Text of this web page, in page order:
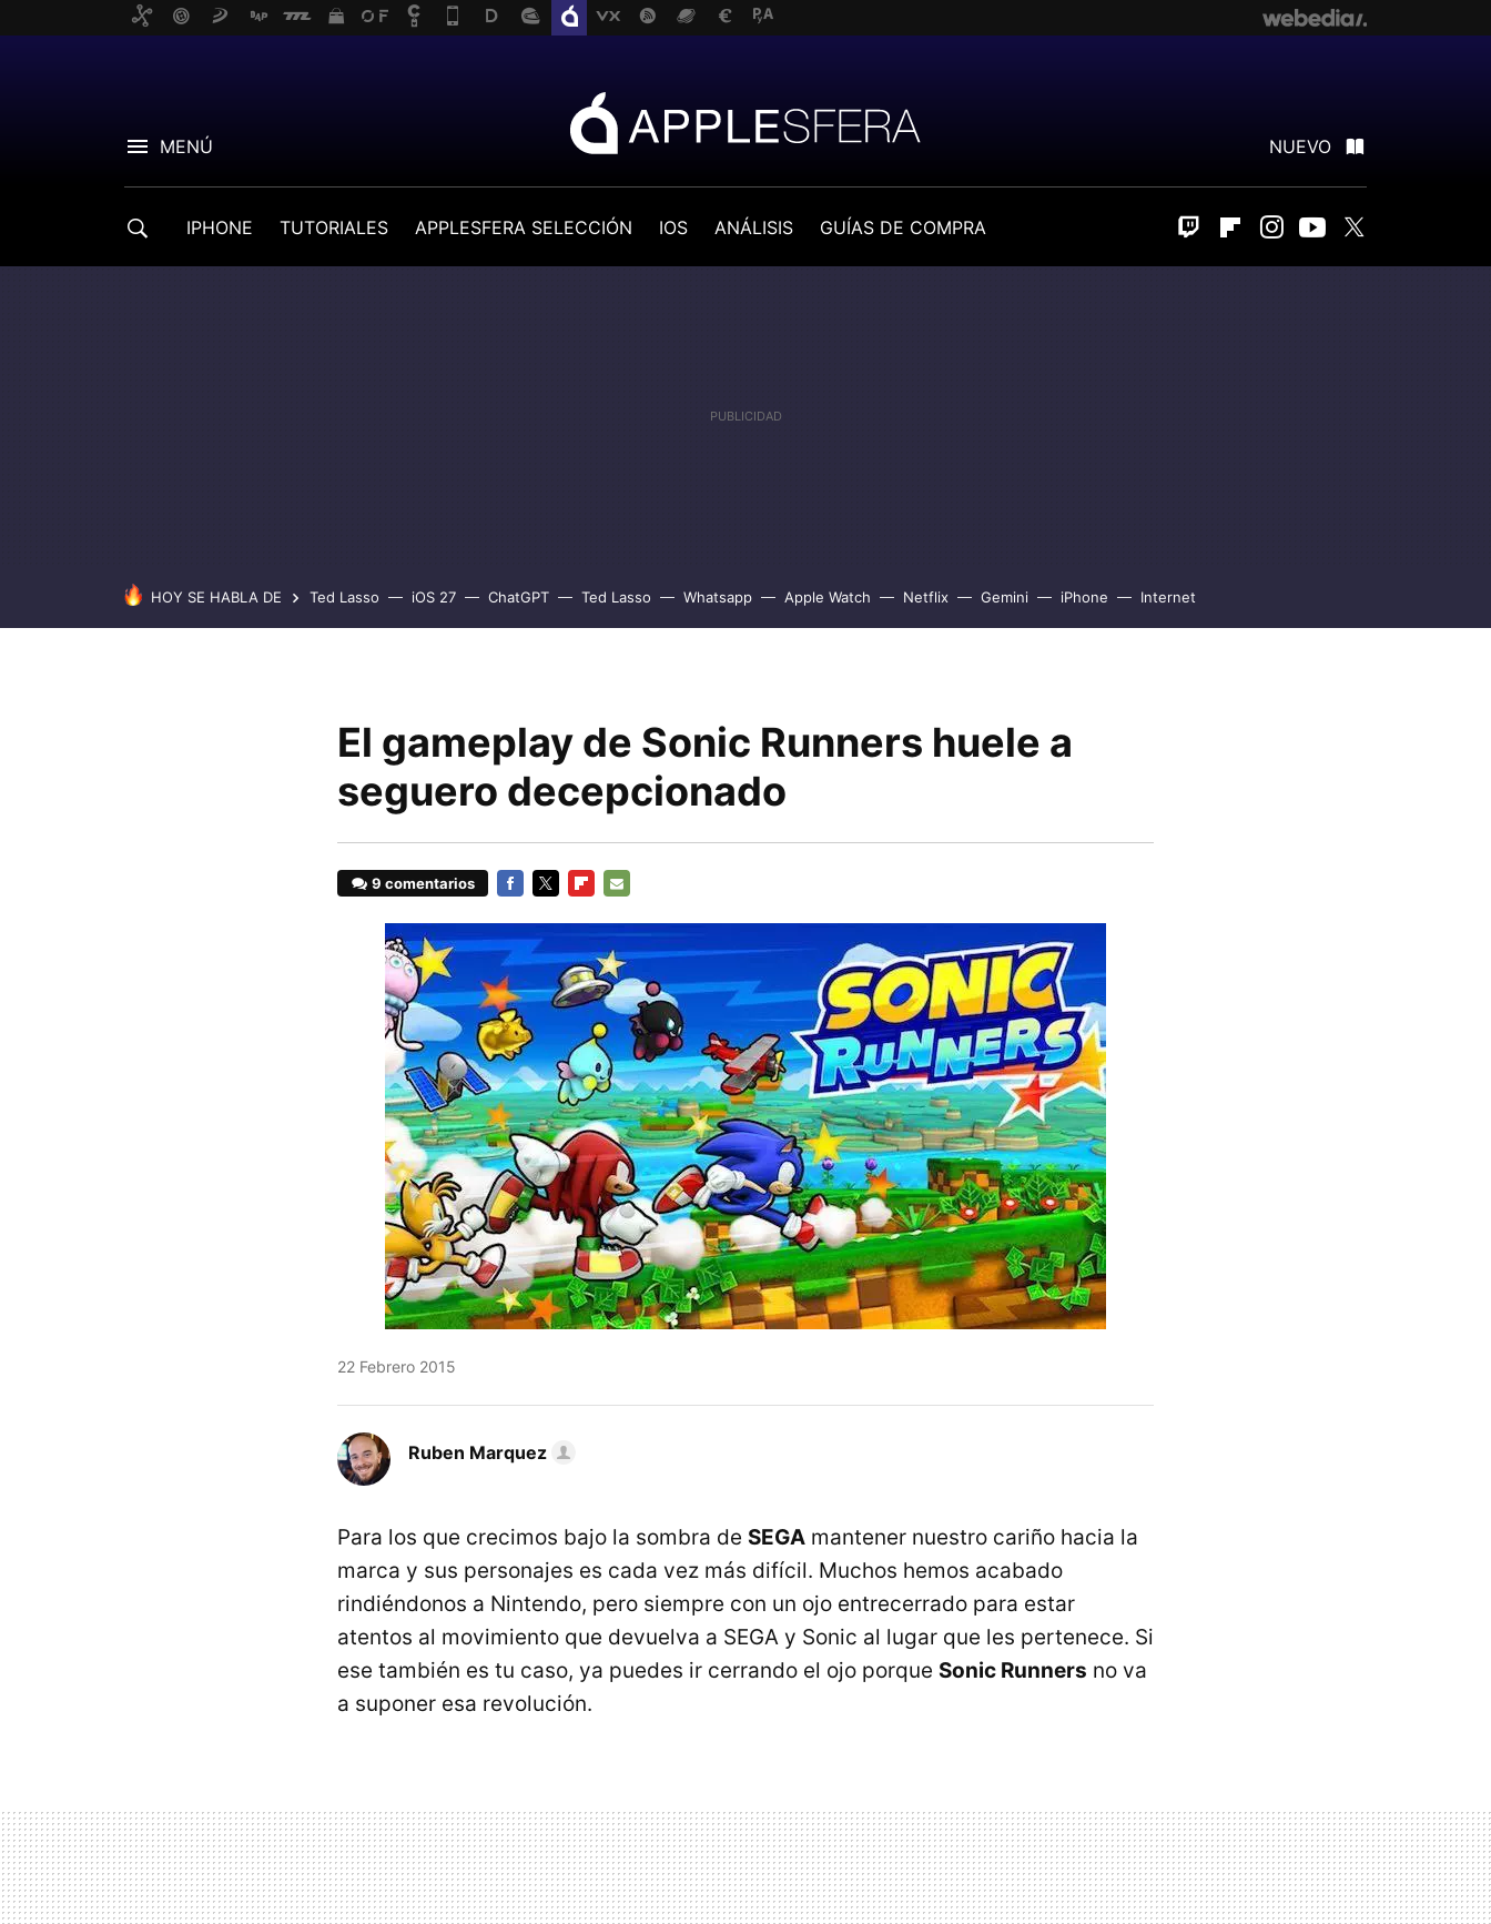
MENÚ NUEVO
IPHONE TUTORIALES APPLESFERA SELECCIÓN IOS ANÁLISIS GUÍAS DE COMPRA Twitch FlipboardInstagram
Youtube
HOY SE HABLA DE Ted Lasso iOS 27 ChatGPT Ted Lasso Whatsapp Apple Watch Netflix Gemini iPhone Internet
El gameplay de Sonic Runners huele a
seguero decepcionado
9 comentarios
MAIL
22 Febrero 2015
Ruben Marquez
Para los que crecimos bajo la sombra de SEGA mantener nuestro cariño hacia la
marca y sus personajes es cada vez más difícil. Muchos hemos acabado
rindiéndonos a Nintendo, pero siempre con un ojo entrecerrado para estar
atentos al movimiento que devuelva a SEGA y Sonic al lugar que les pertenece. Si
ese también es tu caso, ya puedes ir cerrando el ojo porque Sonic Runners no va
a suponer esa revolución.